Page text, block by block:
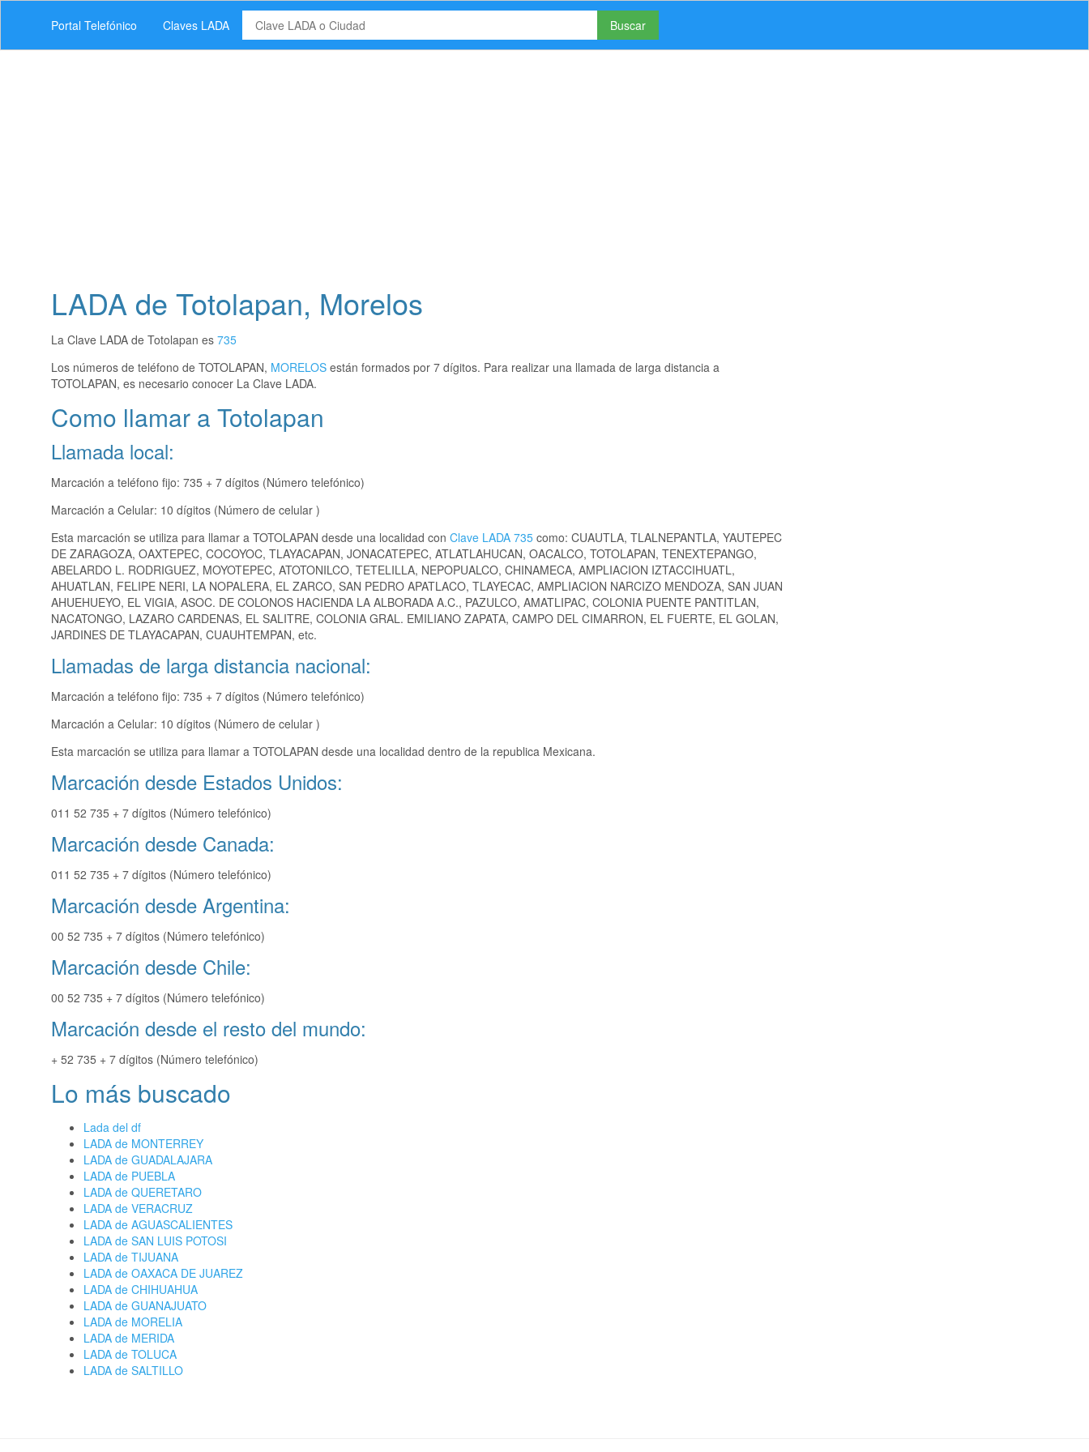
Portal Telefónico Claves LADA Buscar
LADA de Totolapan, Morelos
La Clave LADA de Totolapan es 735
Los números de teléfono de TOTOLAPAN, MORELOS están formados por 7 dígitos. Para realizar una llamada de larga distancia a
TOTOLAPAN, es necesario conocer La Clave LADA.
Como llamar a Totolapan
Llamada local:
Marcación a teléfono fijo: 735 + 7 dígitos (Número telefónico)
Marcación a Celular: 10 dígitos (Número de celular )
Esta marcación se utiliza para llamar a TOTOLAPAN desde una localidad con Clave LADA 735 como: CUAUTLA, TLALNEPANTLA, YAUTEPEC
DE ZARAGOZA, OAXTEPEC, COCOYOC, TLAYACAPAN, JONACATEPEC, ATLATLAHUCAN, OACALCO, TOTOLAPAN, TENEXTEPANGO,
ABELARDO L. RODRIGUEZ, MOYOTEPEC, ATOTONILCO, TETELILLA, NEPOPUALCO, CHINAMECA, AMPLIACION IZTACCIHUATL,
AHUATLAN, FELIPE NERI, LA NOPALERA, EL ZARCO, SAN PEDRO APATLACO, TLAYECAC, AMPLIACION NARCIZO MENDOZA, SAN JUAN
AHUEHUEYO, EL VIGIA, ASOC. DE COLONOS HACIENDA LA ALBORADA A.C., PAZULCO, AMATLIPAC, COLONIA PUENTE PANTITLAN,
NACATONGO, LAZARO CARDENAS, EL SALITRE, COLONIA GRAL. EMILIANO ZAPATA, CAMPO DEL CIMARRON, EL FUERTE, EL GOLAN,
JARDINES DE TLAYACAPAN, CUAUHTEMPAN, etc.
Llamadas de larga distancia nacional:
Marcación a teléfono fijo: 735 + 7 dígitos (Número telefónico)
Marcación a Celular: 10 dígitos (Número de celular )
Esta marcación se utiliza para llamar a TOTOLAPAN desde una localidad dentro de la republica Mexicana.
Marcación desde Estados Unidos:
011 52 735 + 7 dígitos (Número telefónico)
Marcación desde Canada:
011 52 735 + 7 dígitos (Número telefónico)
Marcación desde Argentina:
00 52 735 + 7 dígitos (Número telefónico)
Marcación desde Chile:
00 52 735 + 7 dígitos (Número telefónico)
Marcación desde el resto del mundo:
+ 52 735 + 7 dígitos (Número telefónico)
Lo más buscado
Lada del df
LADA de MONTERREY
LADA de GUADALAJARA
LADA de PUEBLA
LADA de QUERETARO
LADA de VERACRUZ
LADA de AGUASCALIENTES
LADA de SAN LUIS POTOSI
LADA de TIJUANA
LADA de OAXACA DE JUAREZ
LADA de CHIHUAHUA
LADA de GUANAJUATO
LADA de MORELIA
LADA de MERIDA
LADA de TOLUCA
LADA de SALTILLO